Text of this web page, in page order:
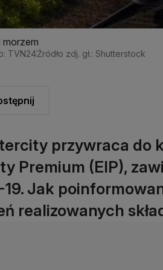
morzem
TVN24Źródło zdj. gł.: Shutterstock
przywraca do
Premium (EIP),
19. Jak
realizowanych